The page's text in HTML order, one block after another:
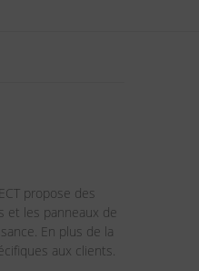
propose des
et les panneaux de
En plus de la
aux clients.